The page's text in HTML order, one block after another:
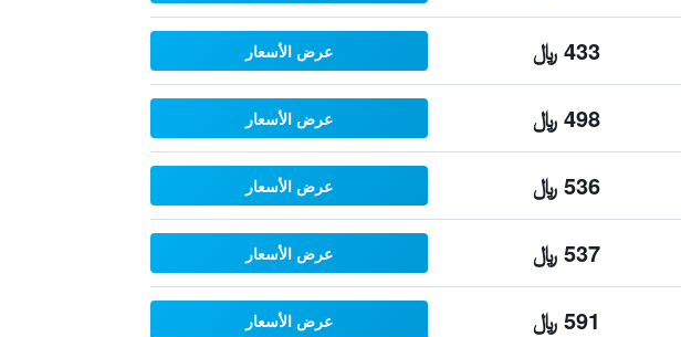
433 ﷼ عرض الأسعار
498 ﷼ عرض الأسعار
536 ﷼ عرض الأسعار
537 ﷼ عرض الأسعار
591 ﷼ عرض الأسعار